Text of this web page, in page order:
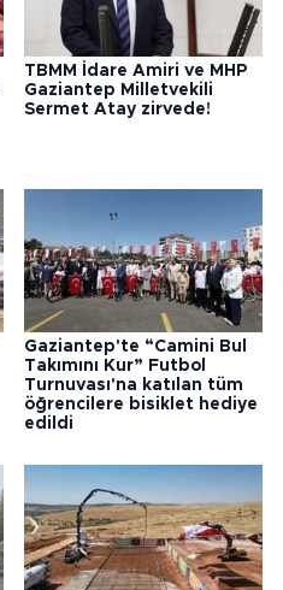
TBMM İdare Amiri ve MHP
Gaziantep Milletvekili
Sermet Atay zirvede!
Gaziantep'te “Camini Bul
Takımını Kur” Futbol
Turnuvası'na katılan tüm
öğrencilere bisiklet hediye
edildi